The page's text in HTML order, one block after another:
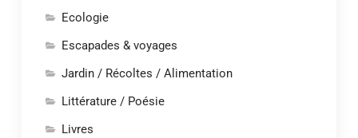
Ecologie
Escapades & voyages
Jardin / Récoltes / Alimentation
Littérature / Poésie
Livres